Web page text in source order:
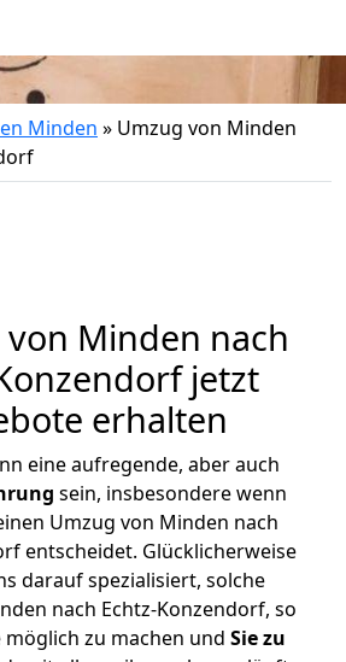
Minden » Umzug von Minden
Minden nach
jetzt
erhalten
eine aufregende, aber auch
sein, insbesondere wenn
Umzug von Minden nach
entscheidet. Glücklicherweise
darauf spezialisiert, solche
nach Echtz-Konzendorf, so
zu machen und Sie zu